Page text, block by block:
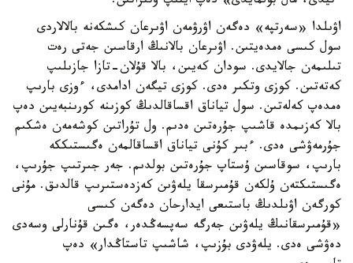
اۋىلدا «سەرتپە» دەگەن اۋرۋمەن اۋىرعان كىشكەنە بالالاردى
سول كىسى ەمدەيتىن. اۋىرعان بالانىڭ ارقاسىن جەتى رەت
تىلىمەن جالايدى. سودان كەيىن، بالا قۇلان-تازا جازىلىپ
كەتەتىن. كوزى وتكىر ەدى. كوزى تيگەن ادامدى، ءوزى بارىپ
ەمدەپ كەلەتىن. سول تياناق اقساقالدىڭ كوزىنە كورىنبەيىن دەپ
بالا كەزىمدە قاشىپ جۇرەتىن ەدىم. ول تۇراتىن كوشەمەن ەشكىم
جۇرمەۋشى ەدى. ءبىر كۇنى تياناق اقساقالمەن ەگىستىككە
بارىپ، سوقاسىن ۇستاپ جۇرەتىن بولدىم. جەر جىرتىپ جۇرىپ،
ەگىستىكتەن ۇلكەن قۇمىرسقا يلەۋىن كەزدەستىرىپ قالدىق. مۇنى
كورگەن اۋىلدىڭ باستىعى ايدارحان دەگەن كىسى
«قۇمىرسقانىڭ يلەۋىن جەرگە سەپسەڭدەر، ەگىن قۇنارلى وسەدى
دەۋشى ەدى. يلەۋدى بۇزىپ، شاشىپ تاستاڭدار» دەپ